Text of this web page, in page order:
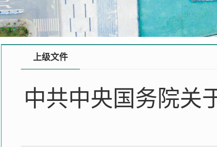
上级文件
中共中央国务院关